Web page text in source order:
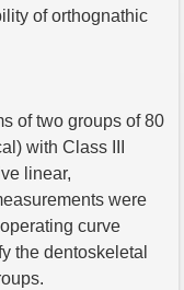
of orthognathic
of two groups of 80
with Class III
linear,
were
curve
the dentoskeletal